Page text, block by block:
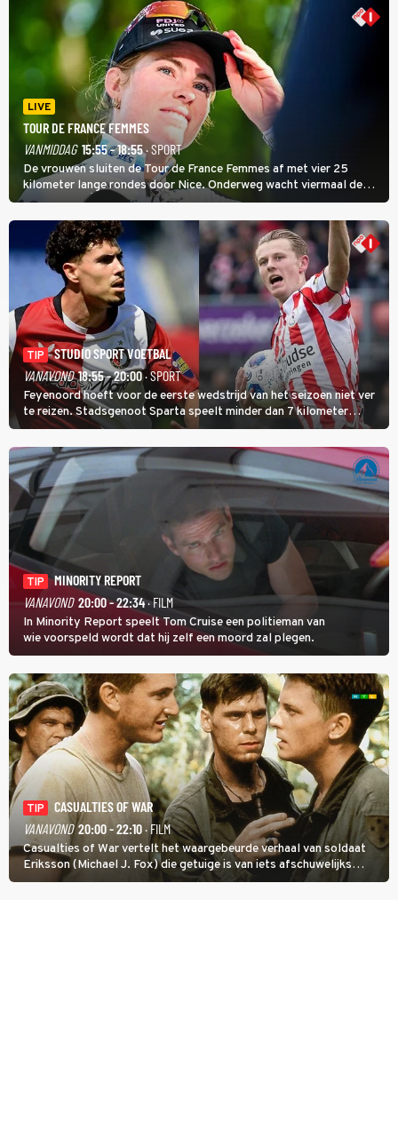
LIVE
TOUR DE FRANCE FEMMES
VANMIDDAG 15:55 - 18:55· SPORT
De vrouwen sluiten de Tour de France Femmes af met vier 25
kilometer lange rondes door Nice. Onderweg wacht viermaal de
zware Col d'Èze. Aan de finish op de Promenade des Anglais krijgt
de eindwinnaar de laatste gele trui.
TIP
STUDIO SPORT VOETBAL
VANAVOND 18:55 - 20:00· SPORT
Feyenoord hoeft voor de eerste wedstrijd van het seizoen niet ver
te reizen. Stadsgenoot Sparta speelt minder dan 7 kilometer
verderop. Feyenoord trok de Spaanse spits Nacho Ferri aan van
KVC Westerlo uit België.
TIP
MINORITY REPORT
VANAVOND 20:00 - 22:34· FILM
In Minority Report speelt Tom Cruise een politieman van
wie voorspeld wordt dat hij zelf een moord zal plegen.
TIP
CASUALTIES OF WAR
VANAVOND 20:00 - 22:10· FILM
Casualties of War vertelt het waargebeurde verhaal van soldaat
Eriksson (Michael J. Fox) die getuige is van iets afschuwelijks
tijdens de Vietnamoorlog. Hij besluit uit de school te klappen.